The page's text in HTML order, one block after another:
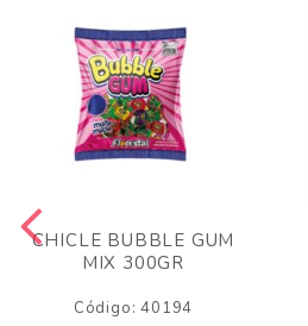
CHICLE BUBBLE GUM
MIX 300GR
Código: 40194